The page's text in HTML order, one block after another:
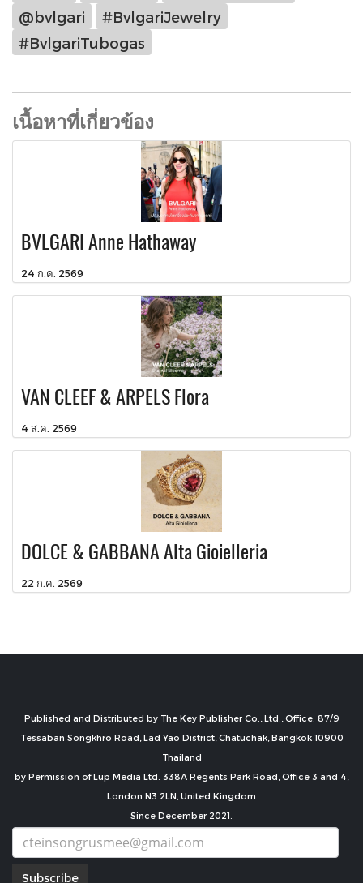
@bvlgari
#BvlgariJewelry
#BvlgariTubogas
เนื้อหาที่เกี่ยวข้อง
BVLGARI Anne Hathaway
24 ก.ค. 2569
VAN CLEEF & ARPELS Flora
4 ส.ค. 2569
DOLCE & GABBANA Alta Gioielleria
22 ก.ค. 2569
Published and Distributed by The Key Publisher Co., Ltd., Office: 87/9
Tessaban Songkhro Road, Lad Yao District, Chatuchak, Bangkok 10900
Thailand
by Permission of Lup Media Ltd. 338A Regents Park Road, Office 3 and 4,
London N3 2LN, United Kingdom
Since December 2021.
Subscribe